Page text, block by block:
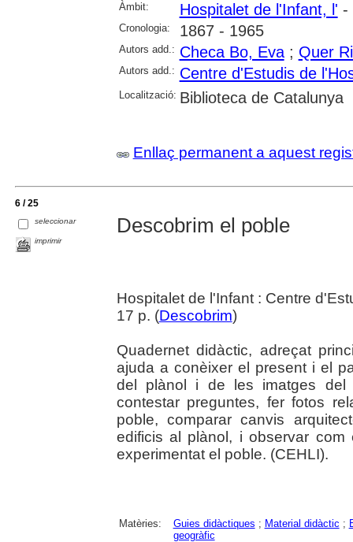
Àmbit:
Hospitalet de l'Infant, l' -
Cronologia: 1867 - 1965
Autors add.: Checa Bo, Eva; Quer
Autors add.: Centre d'Estudis de
Localització: Biblioteca de Catalunya
Enllaç permanent a aquest
6 / 25
seleccionar
imprimir
Descobrim el poble
Hospitalet de l'Infant : Centre
17 p. (Descobrim)
Quadernet didàctic, adreçat
ajuda a conèixer el present i el
del plànol i de les imatges del
contestar preguntes, fer fotos
poble, comparar canvis
edificis al plànol, i observar
experimentat el poble. (CEHLI).
Matèries: Guies didàctiques ; Material didàctic ;
geogràfic